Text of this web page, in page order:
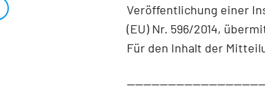
Veröffentlichung einer
(EU) Nr. 596/2014,
Für den Inhalt der